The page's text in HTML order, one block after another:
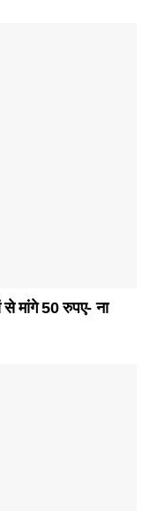
से मांगे 50 रुपए- ना